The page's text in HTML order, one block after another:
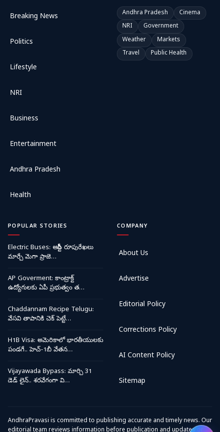
Breaking News
Politics
Lifestyle
NRI
Business
Entertainment
Andhra Pradesh
Health
Andhra Pradesh
Cinema
NRI
Government
Weather
Markets
Travel
Public Health
POPULAR STORIES
Electric Buses: ఆర్టీసీ రూపురేఖలు
మార్చే మెగా ప్రాజె…
AP Goverment: కాంట్రాక్ట్
ఉద్యోగులకు ఏపీ ప్రభుత్వం త…
Chaddannam Recipe Telugu:
వేసవి తాపానికి చెక్ పెట్టే…
H1B Visa: అమెరికాలో భారతీయులకు
పండగే.. హెచ్-1బీ వేతన…
Vijayawada Bypass: మార్చి 31
డెడ్ లైన్.. శరవేగంగా వి…
COMPANY
About Us
Advertise
Editorial Policy
Corrections Policy
AI Content Policy
Sitemap
AndhraPravasi is committed to publishing accurate and timely news. Our
editorial team reviews information before publication and updates or